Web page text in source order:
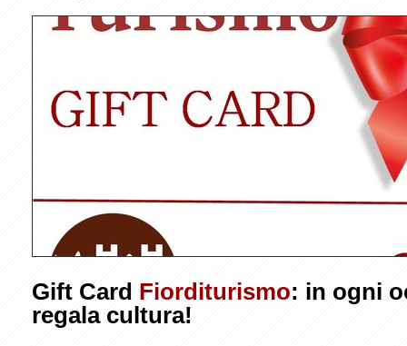
Gift Card Fiorditurismo: in ogni
regala cultura!